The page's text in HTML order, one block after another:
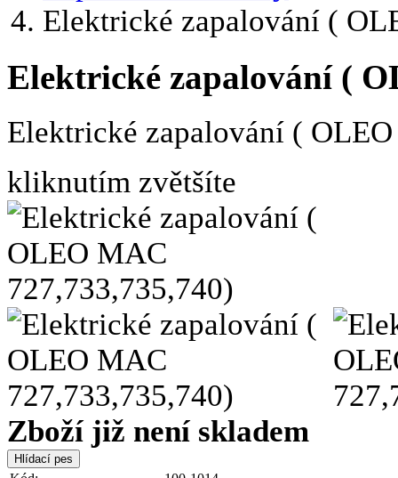
Elektrické zapalování (
Elektrické zapalování (
Elektrické zapalování (
kliknutím zvětšíte
Zboží již není skladem